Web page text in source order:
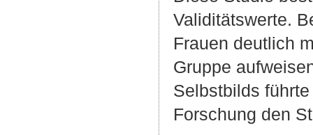
Validitätswerte.
Frauen deutlich
Gruppe
Selbstbilds
Forschung den